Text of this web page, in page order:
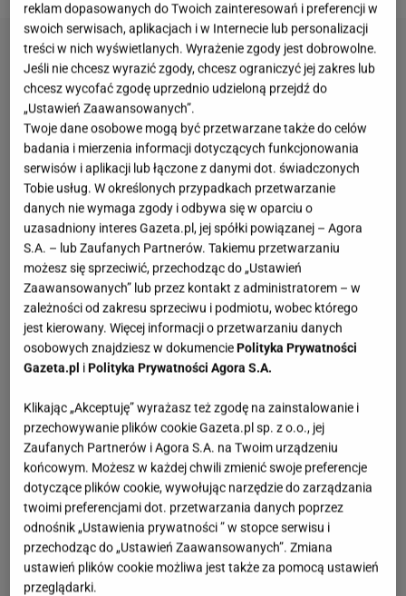
reklam dopasowanych do Twoich zainteresowań i preferencji w
swoich serwisach, aplikacjach i w Internecie lub personalizacji
treści w nich wyświetlanych. Wyrażenie zgody jest dobrowolne.
Jeśli nie chcesz wyrazić zgody, chcesz ograniczyć jej zakres lub
chcesz wycofać zgodę uprzednio udzieloną przejdź do
„Ustawień Zaawansowanych”.
Twoje dane osobowe mogą być przetwarzane także do celów
badania i mierzenia informacji dotyczących funkcjonowania
serwisów i aplikacji lub łączone z danymi dot. świadczonych
Tobie usług. W określonych przypadkach przetwarzanie
danych nie wymaga zgody i odbywa się w oparciu o
uzasadniony interes Gazeta.pl, jej spółki powiązanej – Agora
S.A. – lub Zaufanych Partnerów. Takiemu przetwarzaniu
możesz się sprzeciwić, przechodząc do „Ustawień
Zaawansowanych” lub przez kontakt z administratorem – w
zależności od zakresu sprzeciwu i podmiotu, wobec którego
jest kierowany. Więcej informacji o przetwarzaniu danych
osobowych znajdziesz w dokumencie Polityka Prywatności
Gazeta.pl i Polityka Prywatności Agora S.A.
Klikając „Akceptuję” wyrażasz też zgodę na zainstalowanie i
przechowywanie plików cookie Gazeta.pl sp. z o.o., jej
Zaufanych Partnerów i Agora S.A. na Twoim urządzeniu
końcowym. Możesz w każdej chwili zmienić swoje preferencje
dotyczące plików cookie, wywołując narzędzie do zarządzania
twoimi preferencjami dot. przetwarzania danych poprzez
odnośnik „Ustawienia prywatności ” w stopce serwisu i
przechodząc do „Ustawień Zaawansowanych”. Zmiana
ustawień plików cookie możliwa jest także za pomocą ustawień
przeglądarki.